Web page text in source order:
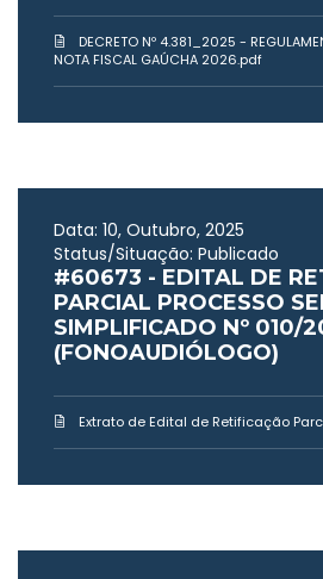
DECRETO Nº 4.381_2025 -
NOTA FISCAL GAÚCHA 2026.pdf
Data: 10, Outubro, 2025
Status/Situação: Publicado
#60673 - EDITAL DE
PARCIAL PROCESSO
SIMPLIFICADO Nº 010/
(FONOAUDIÓLOGO)
Extrato de Edital de Retificação